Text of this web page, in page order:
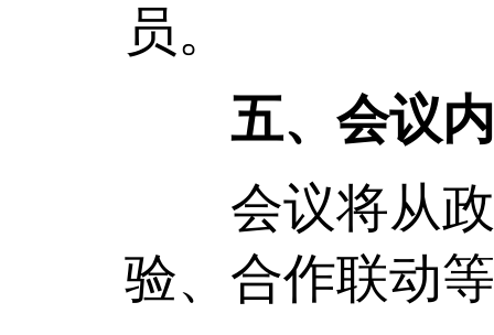
员。
五、会议
会议将从政
验、合作联动